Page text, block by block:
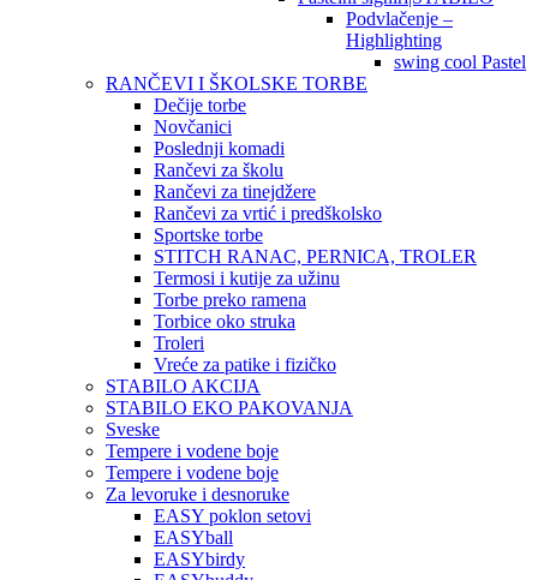
Podvlačenje –
Highlighting
swing cool Pastel
RANČEVI I ŠKOLSKE TORBE
Dečije torbe
Novčanici
Poslednji komadi
Rančevi za školu
Rančevi za tinejdžere
Rančevi za vrtić i predškolsko
Sportske torbe
STITCH RANAC, PERNICA, TROLER
Termosi i kutije za užinu
Torbe preko ramena
Torbice oko struka
Troleri
Vreće za patike i fizičko
STABILO AKCIJA
STABILO EKO PAKOVANJA
Sveske
Tempere i vodene boje
Tempere i vodene boje
Za levoruke i desnoruke
EASY poklon setovi
EASYball
EASYbirdy